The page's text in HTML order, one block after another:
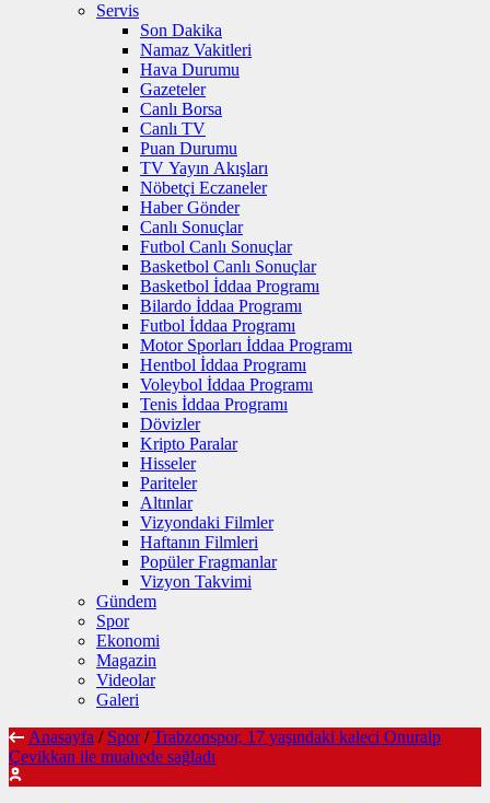
Servis
Son Dakika
Namaz Vakitleri
Hava Durumu
Gazeteler
Canlı Borsa
Canlı TV
Puan Durumu
TV Yayın Akışları
Nöbetçi Eczaneler
Haber Gönder
Canlı Sonuçlar
Futbol Canlı Sonuçlar
Basketbol Canlı Sonuçlar
Basketbol İddaa Programı
Bilardo İddaa Programı
Futbol İddaa Programı
Motor Sporları İddaa Programı
Hentbol İddaa Programı
Voleybol İddaa Programı
Tenis İddaa Programı
Dövizler
Kripto Paralar
Hisseler
Pariteler
Altınlar
Vizyondaki Filmler
Haftanın Filmleri
Popüler Fragmanlar
Vizyon Takvimi
Gündem
Spor
Ekonomi
Magazin
Videolar
Galeri
Anasayfa / Spor / Trabzonspor, 17 yaşındaki kaleci Onuralp
Çevikkan ile muahede sağladı